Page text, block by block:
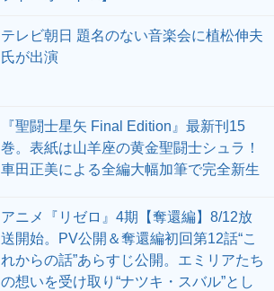
テレビ朝日 題名のない音楽会に植松伸夫
氏が出演
『聖闘士星矢 Final Edition』最新刊15
巻。表紙は山羊座の黄金聖闘士シュラ！
車田正美による全編大幅加筆で完全新生
アニメ『リゼロ』4期【奪還編】8/12放
送開始。PV公開＆奪還編初回第12話“こ
れからの話”あらすじ公開。エミリアたち
の想いを受け取り“ナツキ・スバル”とし